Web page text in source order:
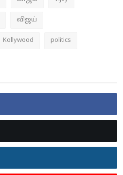
விஜய்
Kollywood politics